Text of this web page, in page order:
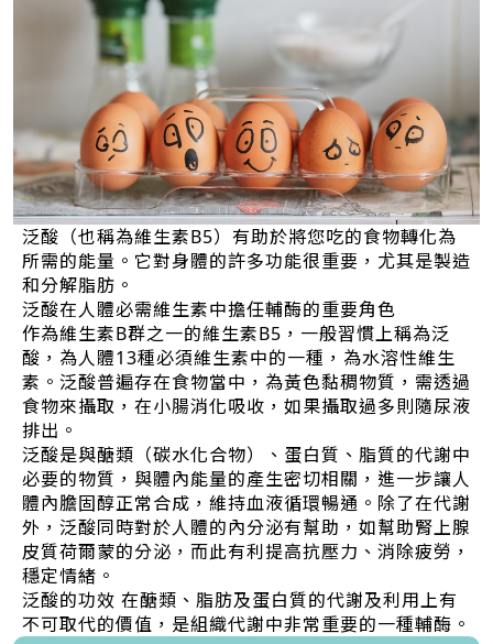
泛酸（也稱為維生素B5）有助於將您吃的食物轉化為
所需的能量。它對身體的許多功能很重要，尤其是製造
和分解脂肪。
泛酸在人體必需維生素中擔任輔酶的重要角色
作為維生素B群之一的維生素B5，一般習慣上稱為泛
酸，為人體13種必須維生素中的一種，為水溶性維生
素。泛酸普遍存在食物當中，為黃色黏稠物質，需透過
食物來攝取，在小腸消化吸收，如果攝取過多則隨尿液
排出。
泛酸是與醣類（碳水化合物）、蛋白質、脂質的代謝中
必要的物質，與體內能量的產生密切相關，進一步讓人
體內膽固醇正常合成，維持血液循環暢通。除了在代謝
外，泛酸同時對於人體的內分泌有幫助，如幫助腎上腺
皮質荷爾蒙的分泌，而此有利提高抗壓力、消除疲勞，
穩定情緒。
泛酸的功效 在醣類、脂肪及蛋白質的代謝及利用上有
不可取代的價值，是組織代謝中非常重要的一種輔酶。